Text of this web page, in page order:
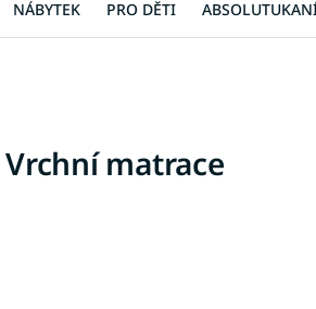
NÁBYTEK PRO DĚTI
Vrchní matrace